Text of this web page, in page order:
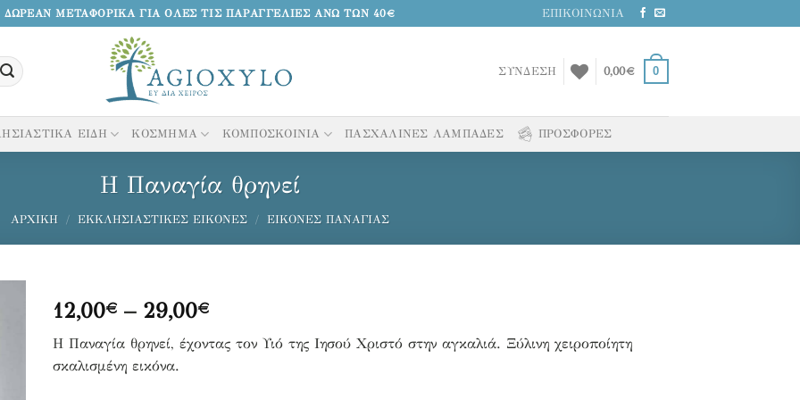
ΔΩΡΕΑΝ ΜΕΤΑΦΟΡΙΚΑ ΓΙΑ ΟΛΕΣ ΤΙΣ ΠΑΡΑΓΓΕΛΙΕΣ ΑΝΩ ΤΩΝ 40€ ΕΠΙΚΟΙΝΩΝΙΑ
ΣΥΝΔΕΣΗ 0,00€ 0
ΕΙΔΗ ΚΟΣΜΗΜΑ ΚΟΜΠΟΣΚΟΙΝΙΑ ΠΑΣΧΑΛΙΝΕΣ ΛΑΜΠΑΔΕΣ ΠΡΟΣΦΟΡΕΣ
Η Παναγία θρηνεί
ΑΡΧΙΚΉ / ΕΚΚΛΗΣΙΑΣΤΙΚΈΣ ΕΙΚΌΝΕΣ / ΕΙΚΌΝΕΣ ΠΑΝΑΓΊΑΣ
12,00€ – 29,00€Price
range:
12,00€
Η Παναγία θρηνεί, έχοντας τον Υιό της Ιησού Χριστό στην αγκαλιά. Ξύλινη χειροποίητη
σκαλισμένη εικόνα.